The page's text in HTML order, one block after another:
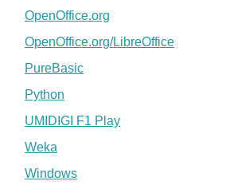
OpenOffice.org
OpenOffice.org/LibreOffice
PureBasic
Python
UMIDIGI F1 Play
Weka
Windows